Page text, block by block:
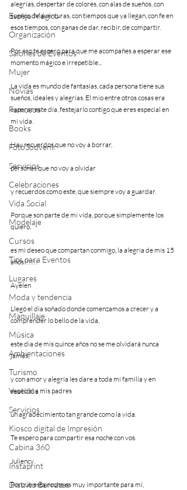
Espejo Mágico
Organización
Salones de Eventos
Mujer
Novias
Famosos
Books
FotoSouvenir
Servicios
Celebraciones
Vida Social
Modelaje
Cursos
Tips para Eventos
Lugares
Moda y tendencia
Maquillaje
Música
Ambientaciones
Turismo
Vestidos
Servicios
Kiosco digital de Impresión
Cabina 360
Instaprint
Distrito Barracas
alegrías, despertar de colores, con alas de sueños, con
sueños de aventuras, con tiempos que ya llegan, con fe en
esos tiempos, con ganas de dar, recibir, de compartir.
Por eso te espero para que me acompañes a esperar ese
momento mágico e irrepetible...
La vida es mundo de fantasías, cada persona tiene sus
sueños, ideales y alegrías. El mio entre otros cosas era
esperar este día, festejarlo contigo que eres especial en
mi vida.
Hay recuerdos que no voy a borrar,
personas que no voy a olvidar
y recuerdos como este, que siempre voy a guardar.
Porque son parte de mi vida, porque simplemente los
quiero,
es mi deseo que compartan conmigo, la alegria de mis 15
años!!!!!!
Ayelen
Llegó el dia soñado donde comenzamos a crecer y a
comprender lo bello de la vida,
este dia de mis quince años no se me olvidará nunca
jamás,
y con amor y alegría les dare a toda mi familia y en
especial a mis padres
un agradecimiento tan grande como la vida.
Te espero para compartir esa noche con vos.
Juliency
Porque esta noche es muy importante para mí,